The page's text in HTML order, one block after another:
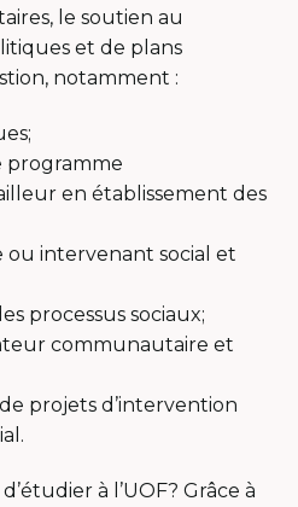
le soutien au
et de plans
notamment :
programme
en établissement des
ou intervenant social et
processus sociaux;
communautaire et
projets d’intervention
à l’UOF? Grâce à